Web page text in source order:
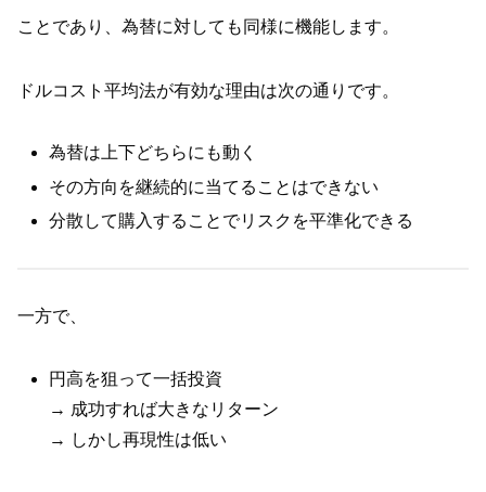
ことであり、為替に対しても同様に機能します。
ドルコスト平均法が有効な理由は次の通りです。
為替は上下どちらにも動く
その方向を継続的に当てることはできない
分散して購入することでリスクを平準化できる
一方で、
円高を狙って一括投資
→ 成功すれば大きなリターン
→ しかし再現性は低い